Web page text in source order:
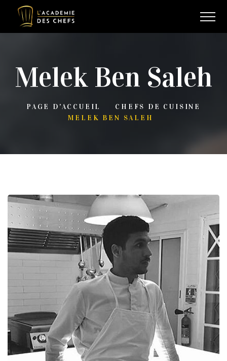
Melek Ben Saleh
PAGE D'ACCUEIL
CHEFS DE CUISINE
MELEK BEN SALEH